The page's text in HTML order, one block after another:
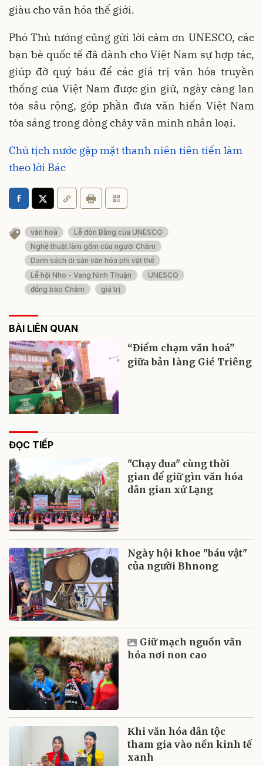
giàu cho văn hóa thế giới.
Phó Thủ tướng cũng gửi lời cảm ơn UNESCO, các
bạn bè quốc tế đã dành cho Việt Nam sự hợp tác,
giúp đỡ quý báu để các giá trị văn hóa truyền
thống của Việt Nam được gìn giữ, ngày càng lan
tỏa sâu rộng, góp phần đưa văn hiến Việt Nam
tỏa sáng trong dòng chảy văn minh nhân loại.
Chủ tịch nước gặp mặt thanh niên tiên tiến làm
theo lời Bác
văn hoá
Lễ đón Bằng của UNESCO
Nghệ thuật làm gốm của người Chăm
Danh sách di sản văn hóa phi vật thể
Lễ hội Nho - Vang Ninh Thuận
UNESCO
đồng bào Chăm
giá trị
BÀI LIÊN QUAN
“Điểm chạm văn hoá”
giữa bản làng Gié Triêng
ĐỌC TIẾP
"Chạy đua" cùng thời
gian để giữ gìn văn hóa
dân gian xứ Lạng
Ngày hội khoe "báu vật"
của người Bhnong
Giữ mạch nguồn văn
hóa nơi non cao
Khi văn hóa dân tộc
tham gia vào nền kinh tế
xanh